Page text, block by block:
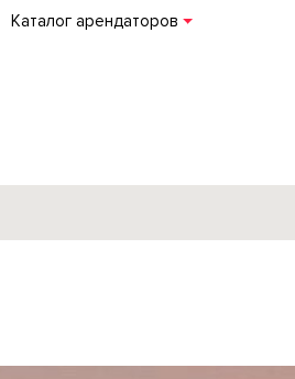
Каталог арендаторов